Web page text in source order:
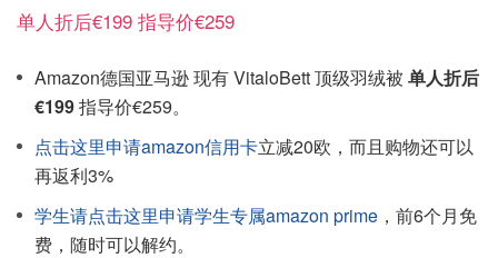
单人折后€199 指导价€259
Amazon德国亚马逊 现有 VitaloBett 顶级羽绒被 单人折后
€199指导价€259。
点击这里申请amazon信用卡立减20欧，而且购物还可以
再返利3%
学生请点击这里申请学生专属amazon prime ，前6个月免
费，随时可以解约。